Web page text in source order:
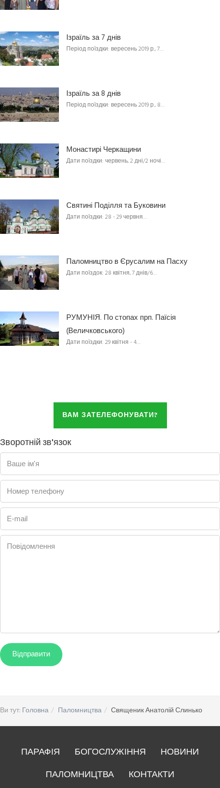
Ізраїль за 7 днів
Період поїздки: вересень 2019 р., 7…
Ізраїль за 8 днів
Період поїздки: вересень 2019 р., 8…
Монастирі Черкащини
Дати поїздки: червень, 2 дні/2 ночі…
Святині Поділля та Буковини
Дати поїздки: 28 - 29 червня…
Паломництво в Єрусалим на Пасху
Дати поїздок: 28 квітня, 7 днів/6…
РУМУНІЯ. По стопах прп. Паїсія
(Величковського)
Дати поїздки: 29 квітня - 4…
ВАМ ЗАТЕЛЕФОНУВАТИ?
Зворотній зв'язок
Ваше ім'я
Номер телефону
E-mail
Повідомлення
Ви тут: Головна Паломництва Священик Анатолій Слинько
ПАРАФІЯ БОГОСЛУЖІННЯ
НОВИНИ
ПАЛОМНИЦТВА
КОНТАКТИ